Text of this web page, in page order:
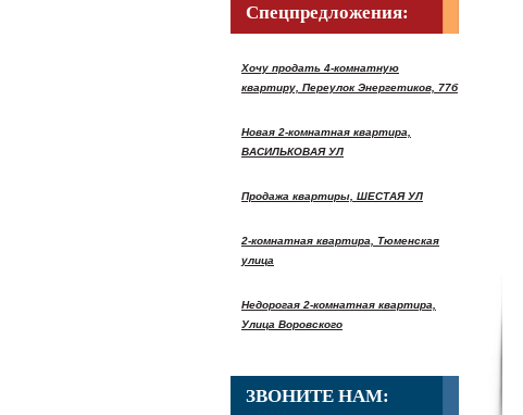
Спецпредложения:
Хочу продать 4-комнатную
квартиру, Переулок Энергетиков, 77б
Новая 2-комнатная квартира,
ВАСИЛЬКОВАЯ УЛ
Продажа квартиры, ШЕСТАЯ УЛ
2-комнатная квартира, Тюменская
улица
Недорогая 2-комнатная квартира,
Улица Воровского
ЗВОНИТЕ НАМ: